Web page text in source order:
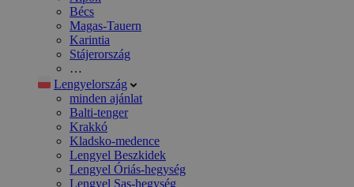
Bécs
Magas-Tauern
Karintia
Stájerország
…
Lengyelország
minden ajánlat
Balti-tenger
Krakkó
Kladsko-medence
Lengyel Beszkidek
Lengyel Óriás-hegység
Lengyel Sas-hegység